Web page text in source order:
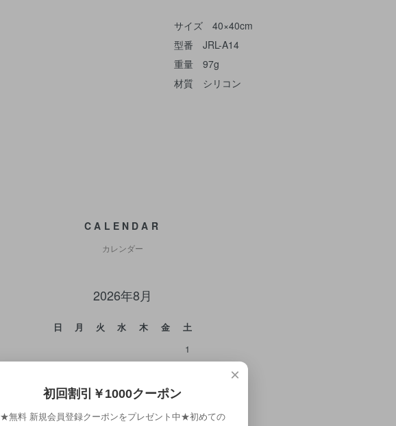
サイズ 40×40cm
型番 JRL-A14
重量 97g
材質 シリコン
CALENDAR
カレンダー
2026年8月
日 月 火 水 木 金
土
1
9
10 11 12 13 14
16
17 18 19 20 21
22
×
初回割引￥1000クーポン
★無料 新規会員登録クーポンをプレゼント中★初めての